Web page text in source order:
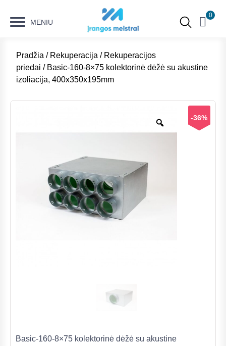
MENIU
0
Pradžia / Rekuperacija / Rekuperacijos
priedai / Basic-160-8×75 kolektorinė dėžė su akustine
izoliacija, 400x350x195mm
-36%
Basic-160-8×75 kolektorinė dėžė su akustine